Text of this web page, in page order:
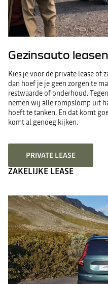
Gezinsauto leasen
Kies je voor de private lease of
dan hoef je je geen zorgen te
restwaarde of onderhoud.
nemen wij alle rompslomp uit
hoeft te tanken. En dat komt
komt al genoeg kijken.
PRIVATE LEASE
ZAKELIJKE LEASE